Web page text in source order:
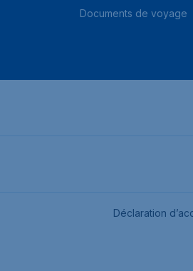
Documents de voyage
Déclaration